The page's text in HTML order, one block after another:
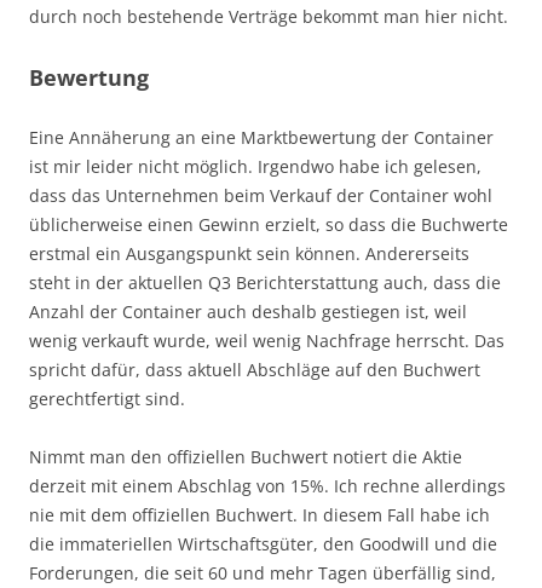
durch noch bestehende Verträge bekommt man hier nicht.
Bewertung
Eine Annäherung an eine Marktbewertung der Container
ist mir leider nicht möglich. Irgendwo habe ich gelesen,
dass das Unternehmen beim Verkauf der Container wohl
üblicherweise einen Gewinn erzielt, so dass die Buchwerte
erstmal ein Ausgangspunkt sein können. Andererseits
steht in der aktuellen Q3 Berichterstattung auch, dass die
Anzahl der Container auch deshalb gestiegen ist, weil
wenig verkauft wurde, weil wenig Nachfrage herrscht. Das
spricht dafür, dass aktuell Abschläge auf den Buchwert
gerechtfertigt sind.
Nimmt man den offiziellen Buchwert notiert die Aktie
derzeit mit einem Abschlag von 15%. Ich rechne allerdings
nie mit dem offiziellen Buchwert. In diesem Fall habe ich
die immateriellen Wirtschaftsgüter, den Goodwill und die
Forderungen, die seit 60 und mehr Tagen überfällig sind,